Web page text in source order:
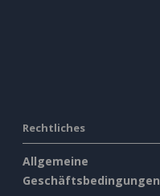
Rechtliches
Allgemeine
Geschäftsbedingungen